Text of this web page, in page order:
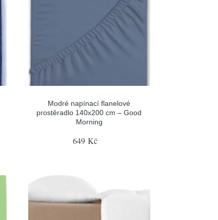
Modré napínací flanelové
prostěradlo 140x200 cm – Good
Morning
649 Kč